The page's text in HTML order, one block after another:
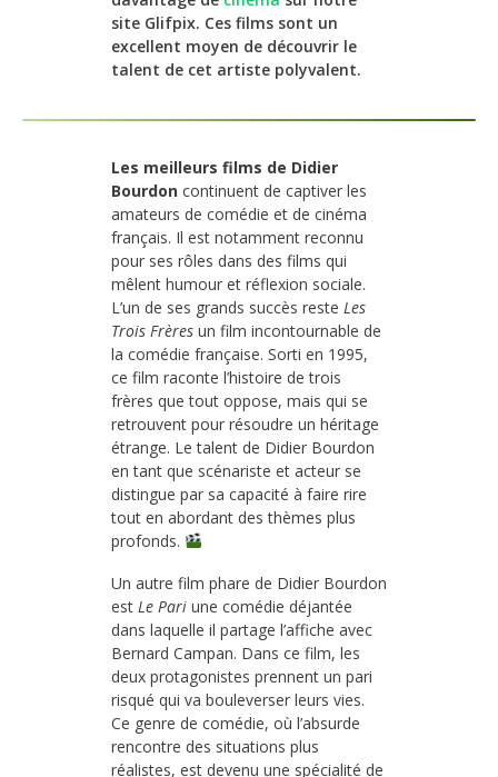
site Glifpix. Ces films sont un
excellent moyen de découvrir le
talent de cet artiste polyvalent.
Les meilleurs films de Didier
Bourdon continuent de captiver les
amateurs de comédie et de cinéma
français. Il est notamment reconnu
pour ses rôles dans des films qui
mêlent humour et réflexion sociale.
L’un de ses grands succès reste Les
Trois Frères un film incontournable de
la comédie française. Sorti en 1995,
ce film raconte l’histoire de trois
frères que tout oppose, mais qui se
retrouvent pour résoudre un héritage
étrange. Le talent de Didier Bourdon
en tant que scénariste et acteur se
distingue par sa capacité à faire rire
tout en abordant des thèmes plus
profonds.
Un autre film phare de Didier Bourdon
est Le Pari une comédie déjantée
dans laquelle il partage l’affiche avec
Bernard Campan. Dans ce film, les
deux protagonistes prennent un pari
risqué qui va bouleverser leurs vies.
Ce genre de comédie, où l’absurde
rencontre des situations plus
réalistes, est devenu une spécialité de